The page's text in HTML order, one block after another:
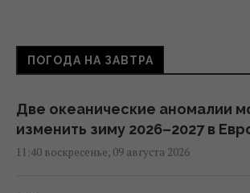
ПОГОДА НА ЗАВТРА
Две океанические аномалии
изменить зиму 2026–2027 в
11:40 воскресенье, 09 августа 2026